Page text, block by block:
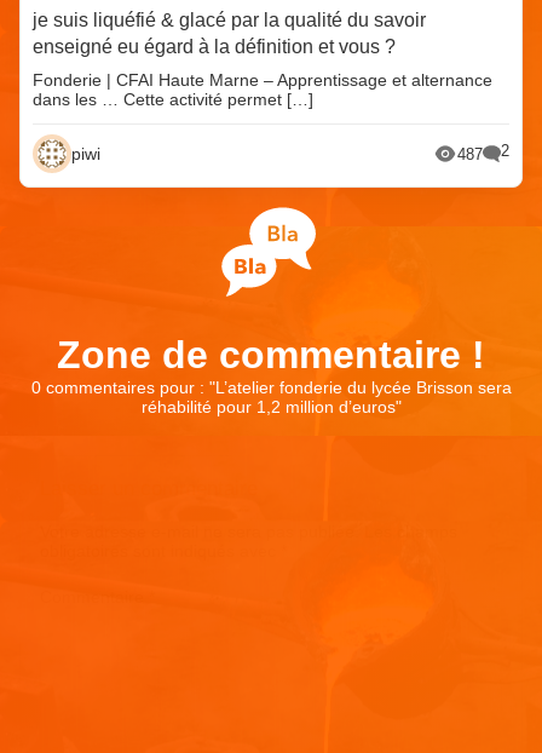
je suis liquéfié & glacé par la qualité du savoir
enseigné eu égard à la définition et vous ?
Fonderie | CFAI Haute Marne – Apprentissage et alternance
dans les … Cette activité permet […]
piwi 487 2
Zone de commentaire !
0 commentaires pour : "L’atelier fonderie du lycée Brisson sera
réhabilité pour 1,2 million d’euros"